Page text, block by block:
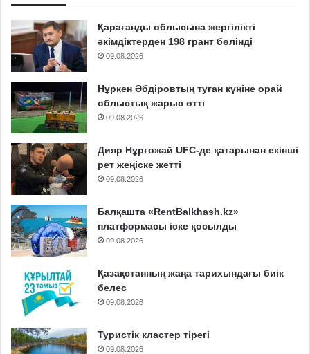
Қарағанды облысына жергілікті
әкімдіктерден 198 грант бөлінді
09.08.2026
Нұркен Әбдіровтың туған күніне орай
облыстық жарыс өтті
09.08.2026
Дияр Нұрғожай UFC-де қатарынан екінші
рет жеңіске жетті
09.08.2026
Балқашта «RentBalkhash.kz»
платформасы іске қосылды
09.08.2026
Қазақстанның жаңа тарихындағы биік
белес
09.08.2026
Туристік кластер тірегі
09.08.2026